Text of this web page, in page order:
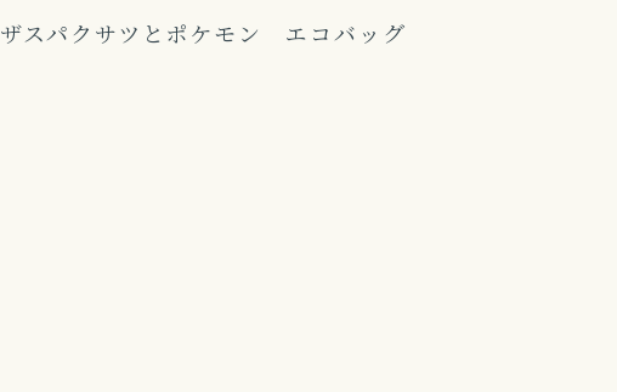
ザスパクサツとポケモン エコバッグ